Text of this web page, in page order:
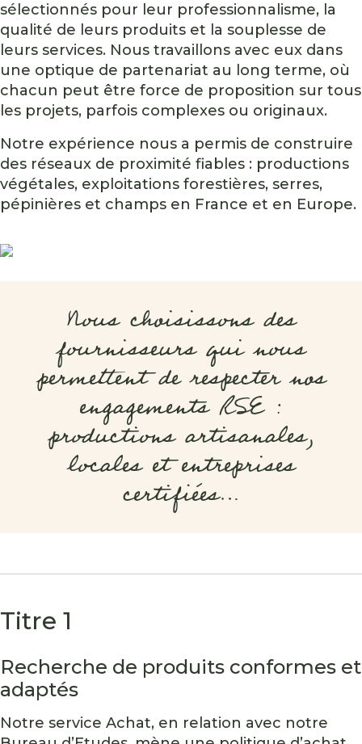
sélectionnés pour leur professionnalisme, la
qualité de leurs produits et la souplesse de
leurs services. Nous travaillons avec eux dans
une optique de partenariat au long terme, où
chacun peut être force de proposition sur tous
les projets, parfois complexes ou originaux.
Notre expérience nous a permis de construire
des réseaux de proximité fiables : productions
végétales, exploitations forestières, serres,
pépinières et champs en France et en Europe.
Nous choisissons des
fournisseurs qui nous
permettent de respecter nos
engagements RSE :
productions artisanales,
locales et entreprises
certifiées…
Titre 1
Recherche de produits conformes et
adaptés
Notre service Achat, en relation avec notre